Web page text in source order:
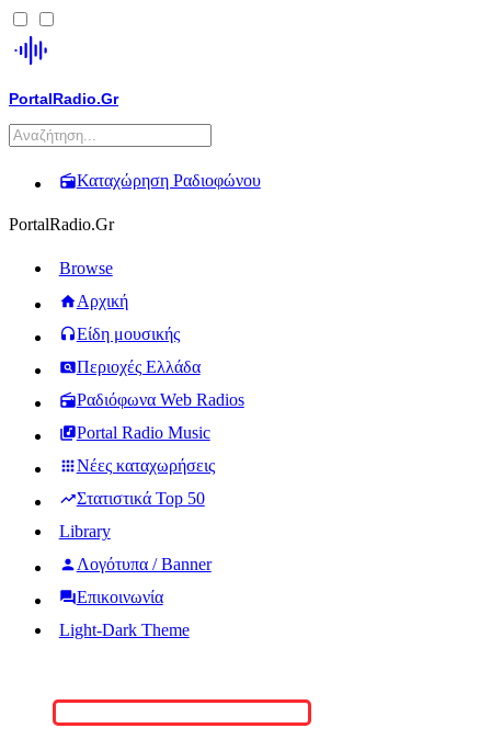
PortalRadio.Gr
Καταχώρηση Ραδιοφώνου
PortalRadio.Gr
Browse
Αρχική
Είδη μουσικής
Περιοχές Ελλάδα
Ραδιόφωνα Web Radios
Portal Radio Music
Νέες καταχωρήσεις
Στατιστικά Top 50
Library
Λογότυπα / Banner
Επικοινωνία
Light-Dark Theme